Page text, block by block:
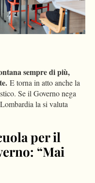
sempre di più,
E torna in atto anche la
Se il Governo nega
la si valuta
per il
“Mai